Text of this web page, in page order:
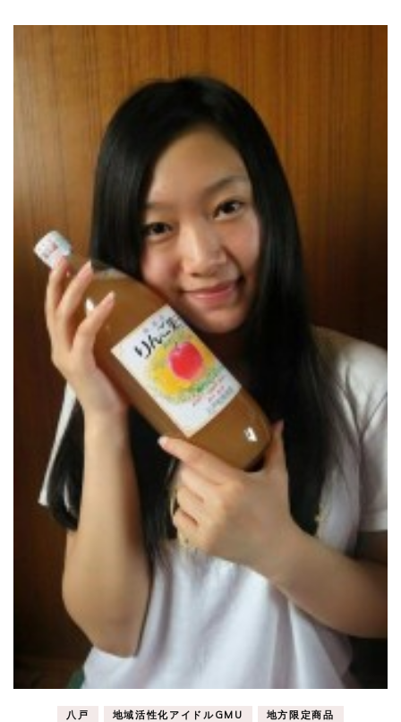
八戸 地域活性化アイドルGMU 地方限定商品